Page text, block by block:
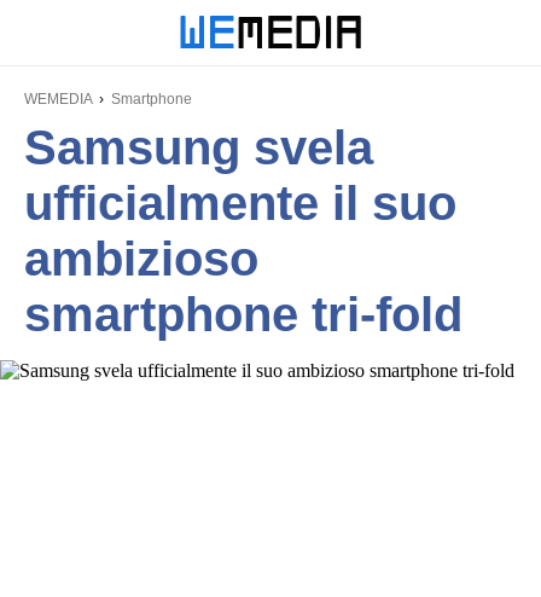
WEMEDIA Smartphone
Samsung svela
ufficialmente il suo
ambizioso
smartphone tri-fold